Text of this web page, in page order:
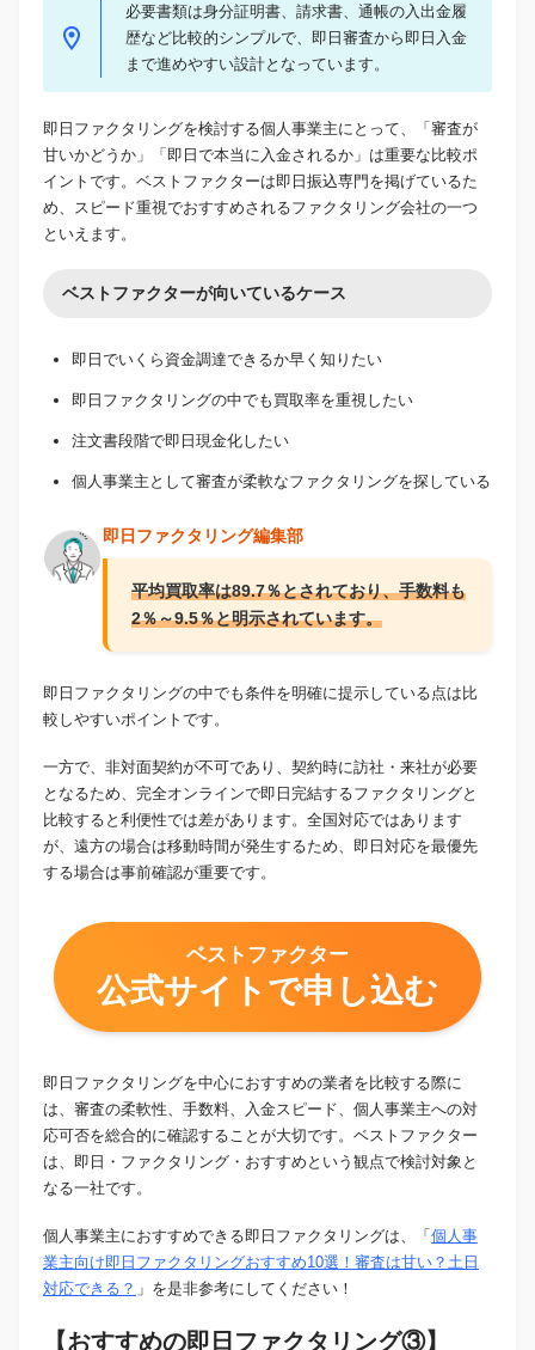
必要書類は身分証明書、請求書、通帳の入出金履
歴など比較的シンプルで、即日審査から即日入金
まで進めやすい設計となっています。
即日ファクタリングを検討する個人事業主にとって、「審査が
甘いかどうか」「即日で本当に入金されるか」は重要な比較ポ
イントです。ベストファクターは即日振込専門を掲げているた
め、スピード重視でおすすめされるファクタリング会社の一つ
といえます。
ベストファクターが向いているケース
即日でいくら資金調達できるか早く知りたい
即日ファクタリングの中でも買取率を重視したい
注文書段階で即日現金化したい
個人事業主として審査が柔軟なファクタリングを探している
即日ファクタリング編集部
平均買取率は89.7％とされており、手数料も
2％～9.5％と明示されています。
即日ファクタリングの中でも条件を明確に提示している点は比
較しやすいポイントです。
一方で、非対面契約が不可であり、契約時に訪社・来社が必要
となるため、完全オンラインで即日完結するファクタリングと
比較すると利便性では差があります。全国対応ではあります
が、遠方の場合は移動時間が発生するため、即日対応を最優先
する場合は事前確認が重要です。
ベストファクター
公式サイトで申し込む
即日ファクタリングを中心におすすめの業者を比較する際に
は、審査の柔軟性、手数料、入金スピード、個人事業主への対
応可否を総合的に確認することが大切です。ベストファクター
は、即日・ファクタリング・おすすめという観点で検討対象と
なる一社です。
個人事業主におすすめできる即日ファクタリングは、「 個人事
業主向け即日ファクタリングおすすめ10選！審査は甘い？土日
対応できる？ 」を是非参考にしてください！
【おすすめの即日ファクタリング③】